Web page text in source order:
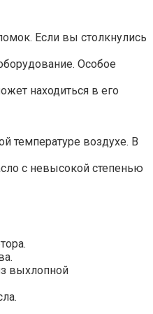
Если вы столкнулись
Особое
находиться в его
температуре воздухе. В
с невысокой степенью
выхлопной